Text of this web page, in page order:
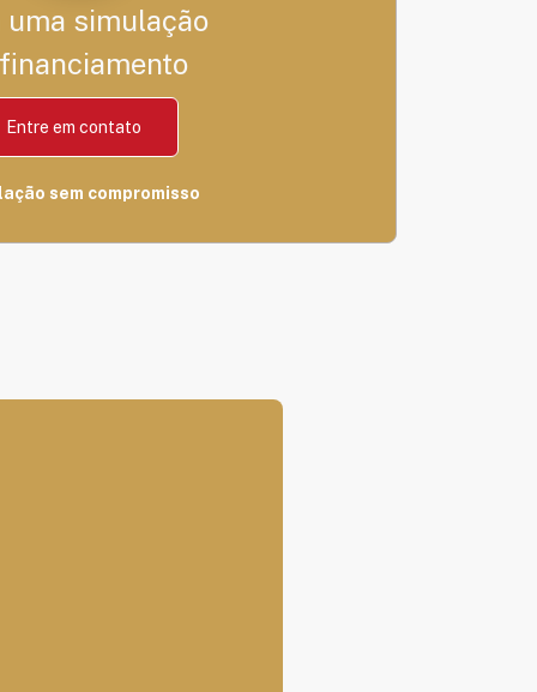
uma simulação
Entre em contato
sem compromisso